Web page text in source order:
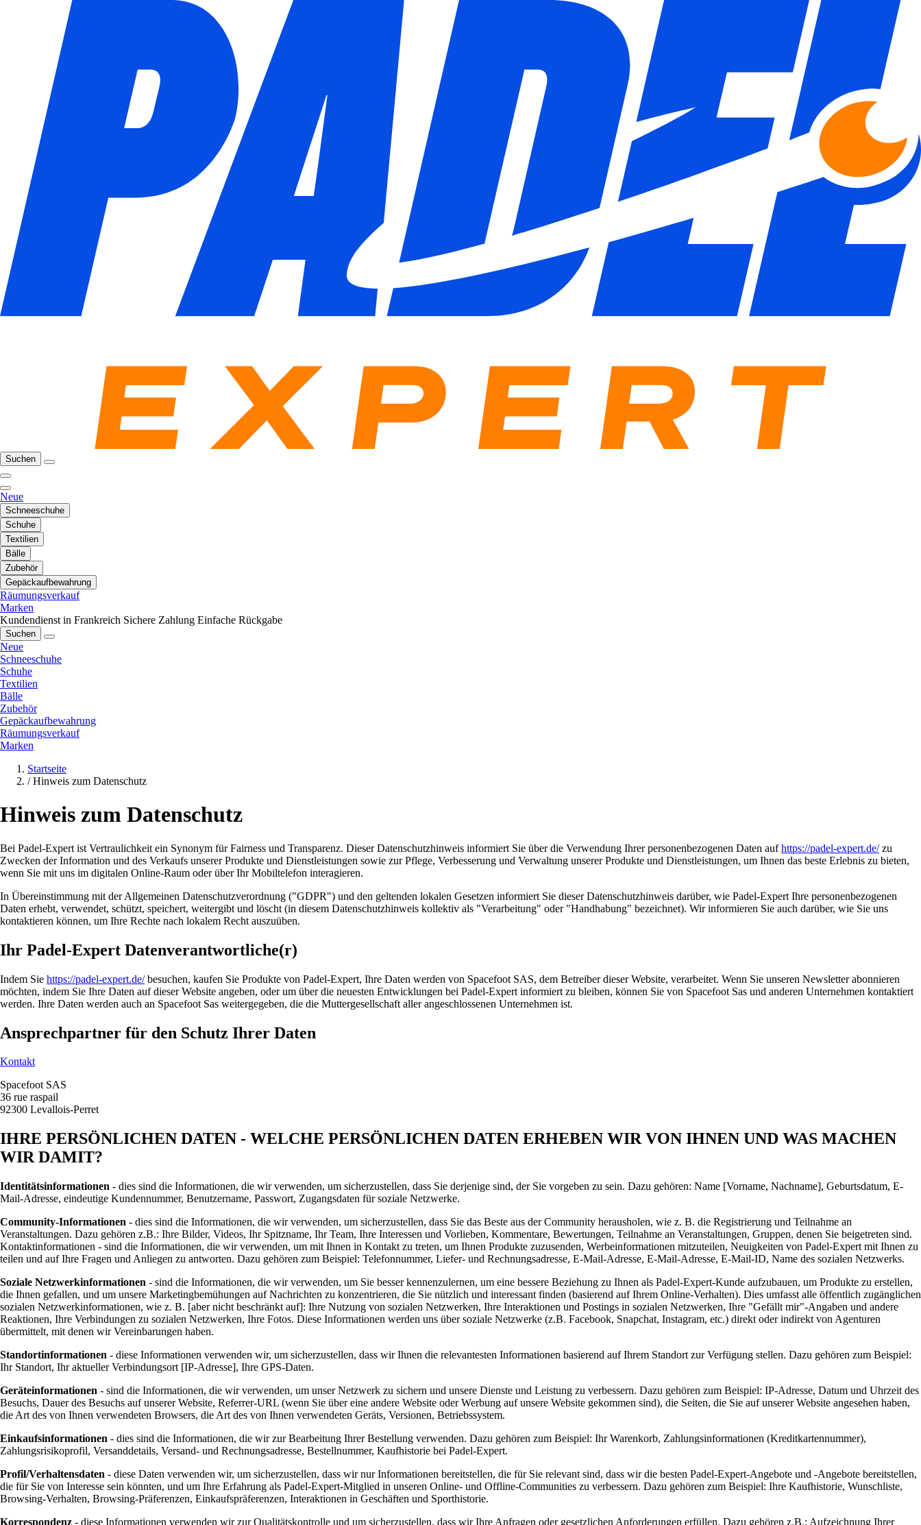
Suchen
Neue
Schneeschuhe
Schuhe
Textilien
Bälle
Zubehör
Gepäckaufbewahrung
Räumungsverkauf
Marken
Kundendienst in Frankreich Sichere Zahlung Einfache Rückgabe
Suchen
Neue
Schneeschuhe
Schuhe
Textilien
Bälle
Zubehör
Gepäckaufbewahrung
Räumungsverkauf
Marken
Startseite
/ Hinweis zum Datenschutz
Hinweis zum Datenschutz
Bei Padel-Expert ist Vertraulichkeit ein Synonym für Fairness und Transparenz. Dieser Datenschutzhinweis informiert Sie über die Verwendung Ihrer personenbezogenen Daten aufhttps://padel-expert.de/zu
Zwecken der Information und des Verkaufs unserer Produkte und Dienstleistungen sowie zur Pflege, Verbesserung und Verwaltung unserer Produkte und Dienstleistungen, um Ihnen das beste Erlebnis zu bieten,
wenn Sie mit uns im digitalen Online-Raum oder über Ihr Mobiltelefon interagieren.
In Übereinstimmung mit der Allgemeinen Datenschutzverordnung ("GDPR") und den geltenden lokalen Gesetzen informiert Sie dieser Datenschutzhinweis darüber, wie Padel-Expert Ihre personenbezogenen
Daten erhebt, verwendet, schützt, speichert, weitergibt und löscht (in diesem Datenschutzhinweis kollektiv als "Verarbeitung" oder "Handhabung" bezeichnet). Wir informieren Sie auch darüber, wie Sie uns
kontaktieren können, um Ihre Rechte nach lokalem Recht auszuüben.
Ihr Padel-Expert Datenverantwortliche(r)
Indem Sie https://padel-expert.de/besuchen, kaufen Sie Produkte von Padel-Expert, Ihre Daten werden von Spacefoot SAS, dem Betreiber dieser Website, verarbeitet. Wenn Sie unseren Newsletter abonnieren
möchten, indem Sie Ihre Daten auf dieser Website angeben, oder um über die neuesten Entwicklungen bei Padel-Expert informiert zu bleiben, können Sie von Spacefoot Sas und anderen Unternehmen kontaktiert
werden. Ihre Daten werden auch an Spacefoot Sas weitergegeben, die die Muttergesellschaft aller angeschlossenen Unternehmen ist.
Ansprechpartner für den Schutz Ihrer Daten
Kontakt
Spacefoot SAS
36 rue raspail
92300 Levallois-Perret
IHRE PERSÖNLICHEN DATEN - WELCHE PERSÖNLICHEN DATEN ERHEBEN WIR VON IHNEN UND WAS MACHEN
WIR DAMIT?
Identitätsinformationen - dies sind die Informationen, die wir verwenden, um sicherzustellen, dass Sie derjenige sind, der Sie vorgeben zu sein. Dazu gehören: Name [Vorname, Nachname], Geburtsdatum, E-
Mail-Adresse, eindeutige Kundennummer, Benutzername, Passwort, Zugangsdaten für soziale Netzwerke.
Community-Informationen - dies sind die Informationen, die wir verwenden, um sicherzustellen, dass Sie das Beste aus der Community herausholen, wie z. B. die Registrierung und Teilnahme an
Veranstaltungen. Dazu gehören z.B.: Ihre Bilder, Videos, Ihr Spitzname, Ihr Team, Ihre Interessen und Vorlieben, Kommentare, Bewertungen, Teilnahme an Veranstaltungen, Gruppen, denen Sie beigetreten sind.
Kontaktinformationen - sind die Informationen, die wir verwenden, um mit Ihnen in Kontakt zu treten, um Ihnen Produkte zuzusenden, Werbeinformationen mitzuteilen, Neuigkeiten von Padel-Expert mit Ihnen zu
teilen und auf Ihre Fragen und Anliegen zu antworten. Dazu gehören zum Beispiel: Telefonnummer, Liefer- und Rechnungsadresse, E-Mail-Adresse, E-Mail-Adresse, E-Mail-ID, Name des sozialen Netzwerks.
Soziale Netzwerkinformationen - sind die Informationen, die wir verwenden, um Sie besser kennenzulernen, um eine bessere Beziehung zu Ihnen als Padel-Expert-Kunde aufzubauen, um Produkte zu erstellen,
die Ihnen gefallen, und um unsere Marketingbemühungen auf Nachrichten zu konzentrieren, die Sie nützlich und interessant finden (basierend auf Ihrem Online-Verhalten). Dies umfasst alle öffentlich zugänglichen
sozialen Netzwerkinformationen, wie z. B. [aber nicht beschränkt auf]: Ihre Nutzung von sozialen Netzwerken, Ihre Interaktionen und Postings in sozialen Netzwerken, Ihre "Gefällt mir"-Angaben und andere
Reaktionen, Ihre Verbindungen zu sozialen Netzwerken, Ihre Fotos. Diese Informationen werden uns über soziale Netzwerke (z.B. Facebook, Snapchat, Instagram, etc.) direkt oder indirekt von Agenturen
übermittelt, mit denen wir Vereinbarungen haben.
Standortinformationen - diese Informationen verwenden wir, um sicherzustellen, dass wir Ihnen die relevantesten Informationen basierend auf Ihrem Standort zur Verfügung stellen. Dazu gehören zum Beispiel:
Ihr Standort, Ihr aktueller Verbindungsort [IP-Adresse], Ihre GPS-Daten.
Geräteinformationen - sind die Informationen, die wir verwenden, um unser Netzwerk zu sichern und unsere Dienste und Leistung zu verbessern. Dazu gehören zum Beispiel: IP-Adresse, Datum und Uhrzeit des
Besuchs, Dauer des Besuchs auf unserer Website, Referrer-URL (wenn Sie über eine andere Website oder Werbung auf unsere Website gekommen sind), die Seiten, die Sie auf unserer Website angesehen haben,
die Art des von Ihnen verwendeten Browsers, die Art des von Ihnen verwendeten Geräts, Versionen, Betriebssystem.
Einkaufsinformationen - dies sind die Informationen, die wir zur Bearbeitung Ihrer Bestellung verwenden. Dazu gehören zum Beispiel: Ihr Warenkorb, Zahlungsinformationen (Kreditkartennummer),
Zahlungsrisikoprofil, Versanddetails, Versand- und Rechnungsadresse, Bestellnummer, Kaufhistorie bei Padel-Expert.
Profil/Verhaltensdaten - diese Daten verwenden wir, um sicherzustellen, dass wir nur Informationen bereitstellen, die für Sie relevant sind, dass wir die besten Padel-Expert-Angebote und -Angebote bereitstellen,
die für Sie von Interesse sein könnten, und um Ihre Erfahrung als Padel-Expert-Mitglied in unseren Online- und Offline-Communities zu verbessern. Dazu gehören zum Beispiel: Ihre Kaufhistorie, Wunschliste,
Browsing-Verhalten, Browsing-Präferenzen, Einkaufspräferenzen, Interaktionen in Geschäften und Sporthistorie.
Korrespondenz - diese Informationen verwenden wir zur Qualitätskontrolle und um sicherzustellen, dass wir Ihre Anfragen oder gesetzlichen Anforderungen erfüllen. Dazu gehören z.B.: Aufzeichnung Ihrer